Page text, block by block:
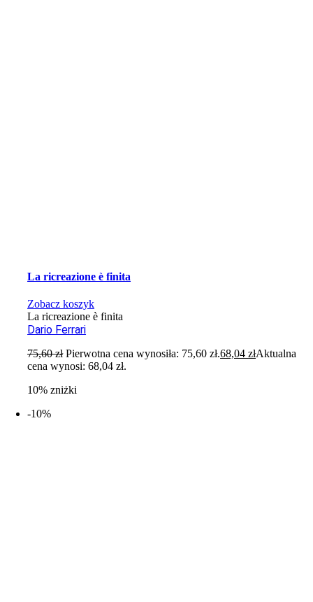
La ricreazione è finita
Zobacz koszyk
La ricreazione è finita
Dario Ferrari
75,60zł Pierwotna cena wynosiła: 75,60 zł.68,04złAktualna
cena wynosi: 68,04 zł.
10% zniżki
-10%